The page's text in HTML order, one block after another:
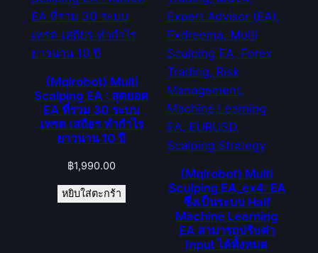
(Mqlrobot) Multi
Scalping EA : สุดยอด
EA ที่รวม 30 ระบบ
เทรด เสถียร ทำกำไร
ยาวนาน 10 ปี
฿1,990.00
หยิบใส่ตะกร้า
(Mqlrobot) Multi
Sculping EA_ex4: EA
ซึ่งเป็นระบบ Half
Machine Learning
EA สามารถปรับค่า
Input ได้ทั้งหมด